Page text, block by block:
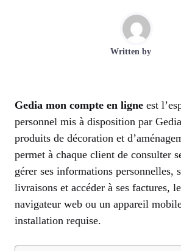
Written by
Gedia mon compte en ligne est
personnel mis à disposition par
produits de décoration et
permet à chaque client de consulter
gérer ses informations personnelles,
livraisons et accéder à ses factures,
navigateur web ou un appareil
installation requise.